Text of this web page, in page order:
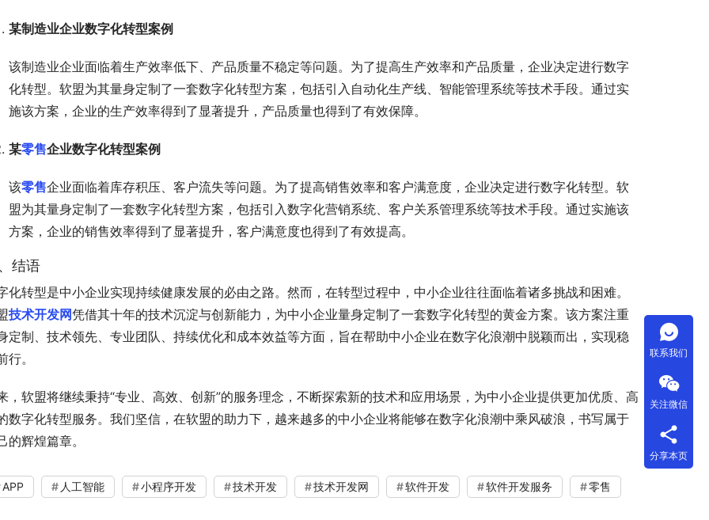
某制造业企业数字化转型案例
该制造业企业面临着生产效率低下、产品质量不稳定等问题。为了提高生产效率和产品质量，企业决定进行数字
化转型。软盟为其量身定制了一套数字化转型方案，包括引入自动化生产线、智能管理系统等技术手段。通过实
施该方案，企业的生产效率得到了显著提升，产品质量也得到了有效保障。
某零售企业数字化转型案例
该零售企业面临着库存积压、客户流失等问题。为了提高销售效率和客户满意度，企业决定进行数字化转型。软
盟为其量身定制了一套数字化转型方案，包括引入数字化营销系统、客户关系管理系统等技术手段。通过实施该
方案，企业的销售效率得到了显著提升，客户满意度也得到了有效提高。
结语
化转型是中小企业实现持续健康发展的必由之路。然而，在转型过程中，中小企业往往面临着诸多挑战和困难。
技术开发网凭借其十年的技术沉淀与创新能力，为中小企业量身定制了一套数字化转型的黄金方案。该方案注重
定制、技术领先、专业团队、持续优化和成本效益等方面，旨在帮助中小企业在数字化浪潮中脱颖而出，实现稳
行。
，软盟将继续秉持“专业、高效、创新”的服务理念，不断探索新的技术和应用场景，为中小企业提供更加优质、高
数字化转型服务。我们坚信，在软盟的助力下，越来越多的中小企业将能够在数字化浪潮中乘风破浪，书写属于
的辉煌篇章。
APP 人工智能 小程序开发 技术开发 技术开发网 软件开发 软件开发服务 零售
联系我们
关注微信
分享本页